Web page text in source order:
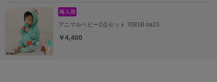
アニマルベビー2点セット 7081B oa23
￥4,400